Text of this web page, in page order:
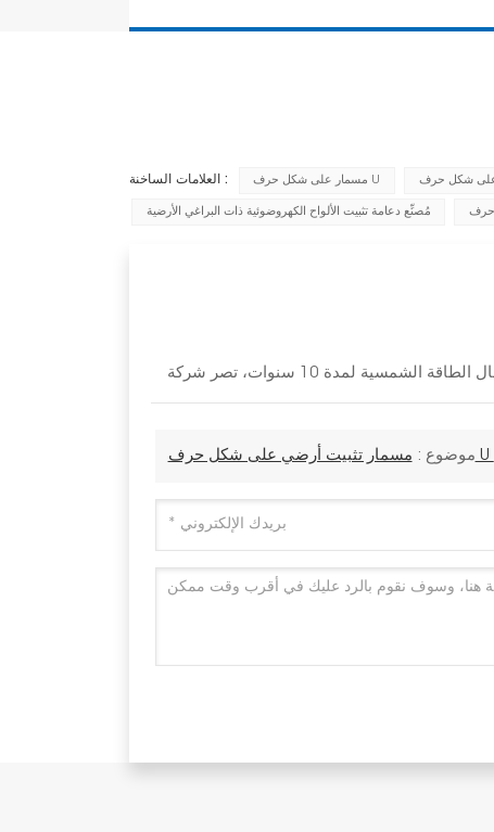
العلامات الساخنة : مسمار على شكل حرف U
مُصنِّع دعامة تثبيت الألواح الكهروضوئية ذات البراغي الأرضية
موضوع :